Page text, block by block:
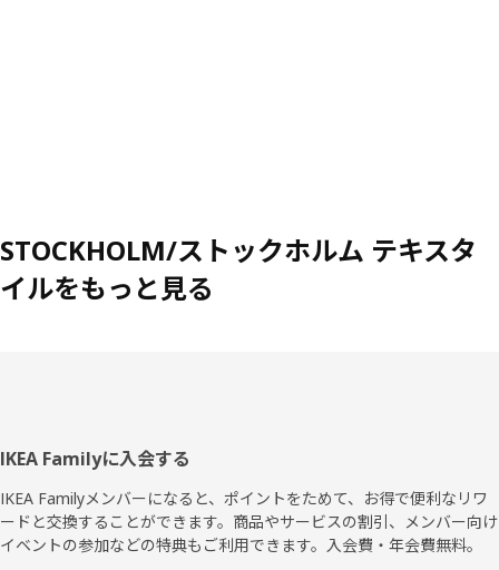
STOCKHOLM/ストックホルム テキスタ
イルをもっと見る
フ
ッ
タ
IKEA Familyに入会する
IKEA Familyメンバーになると、ポイントをためて、お得で便利なリワ
ードと交換することができます。商品やサービスの割引、メンバー向け
イベントの参加などの特典もご利用できます。入会費・年会費無料。